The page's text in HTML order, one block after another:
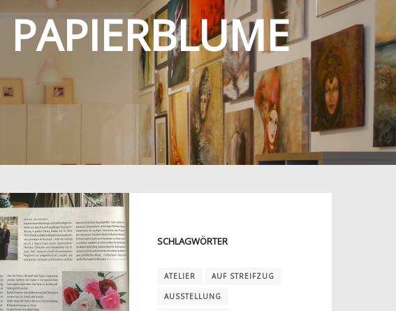
PAPIERBLUME
SCHLAGWÖRTER
ATELIER AUF STREIFZUG
AUSSTELLUNG